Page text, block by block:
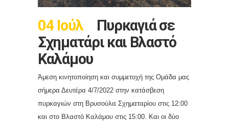
04 Ιούλ
Πυρκαγιά σε
Σχηματάρι και Βλαστό
Καλάμου
Άμεση κινητοποίηση και συμμετοχή της Ομάδα μας
σήμερα Δευτέρα 4/7/2022 στην κατάσβεση
πυρκαγιών στη Βρυσούλα Σχηματαρίου στις 12:00
και στο Βλαστό Καλάμου στις 15:00. Και οι δύο